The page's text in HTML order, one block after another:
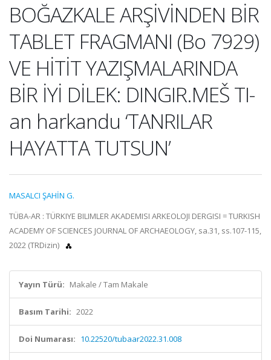
BOĞAZKALE ARŞİVİNDEN BİR
TABLET FRAGMANI (Bo 7929)
VE HİTİT YAZIŞMALARINDA
BİR İYİ DİLEK: DINGIR.MEŠ TI-
an harkandu ‘TANRILAR
HAYATTA TUTSUN’
MASALCI ŞAHİN G.
TÜBA-AR : TÜRKIYE BILIMLER AKADEMISI ARKEOLOJI DERGISI = TURKISH
ACADEMY OF SCIENCES JOURNAL OF ARCHAEOLOGY, sa.31, ss.107-115,
2022 (TRDizin)
Yayın Türü: Makale / Tam Makale
Basım Tarihi: 2022
Doi Numarası: 10.22520/tubaar2022.31.008